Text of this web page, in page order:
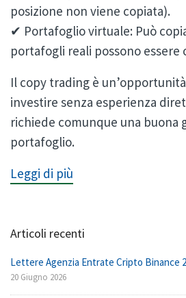
posizione non viene copiata).
✔ Portafoglio virtuale: Può
portafogli reali possono essere
Il copy trading è
investire senza esperienza
richiede comunque una buona
portafoglio.
Leggi di più
Articoli recenti
Lettere Agenzia Entrate Cripto Binance
20 Giugno 2026